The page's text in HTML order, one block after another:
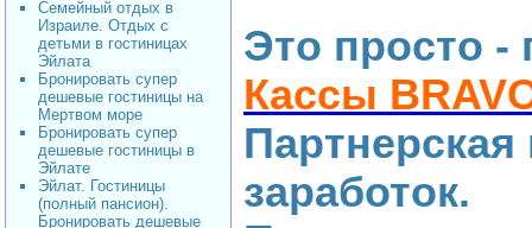
Семейный отдых в
Израиле. Отдых с
детьми в гостиницах
Эйлата
Бронировать супер
дешевые гостиницы на
Мертвом море
Бронировать супер
дешевые гостиницы в
Эйлате
Эйлат. Гостиницы
(полный пансион).
Бронировать дешевые
Это просто -
Кассы
заработок.